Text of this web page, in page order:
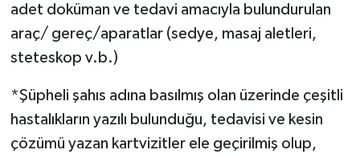
adet doküman ve tedavi amacıyla bulundurulan
araç/ gereç/aparatlar (sedye, masaj aletleri,
steteskop v.b.)
*Şüpheli şahıs adına basılmış olan üzerinde çeşitli
hastalıkların yazılı bulunduğu, tedavisi ve kesin
çözümü yazan kartvizitler ele geçirilmiş olup,